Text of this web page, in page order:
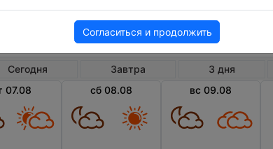
Погода в Силби
Сегодня Завтра 3 дня
07.08 сб 08.08 вс 09.08
Согласиться и продолжить